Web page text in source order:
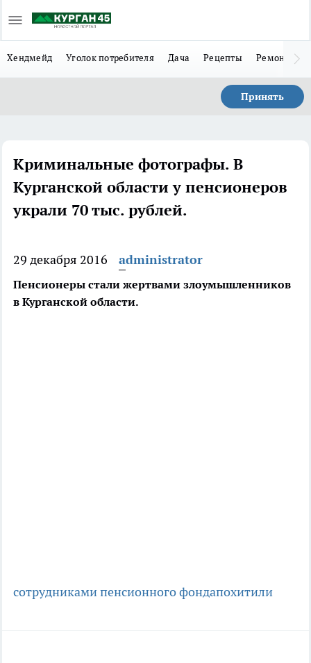
Хендмейд Уголок потребителя Дача Рецепты Ремонт
Принять
Криминальные фотографы. В
Курганской области у пенсионеров
украли 70 тыс. рублей.
29 декабря 2016 administrator
Пенсионеры стали жертвами злоумышленников
в Курганской области.
сотрудниками пенсионного фондапохитили